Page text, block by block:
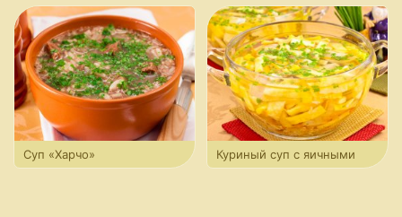
и картофелем
грибами
Суп «Харчо»
Куриный суп с яичными